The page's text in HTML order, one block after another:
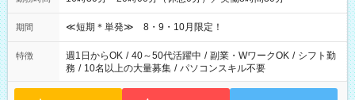
期間 ≪短期＊単発≫ 8・9・10月限定！
特徴 週1日からOK / 40～50代活躍中 / 副業・WワークOK / シフト勤
務 / 10名以上の大量募集 / パソコンスキル不要